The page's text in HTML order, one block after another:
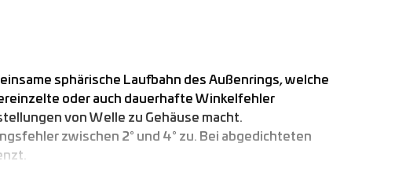
sphärische Laufbahn des Außenrings, welche
oder auch dauerhafte Winkelfehler
von Welle zu Gehäuse macht.
zwischen 2° und 4° zu. Bei abgedichteten